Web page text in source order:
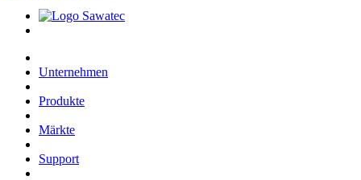
Unternehmen
Produkte
Märkte
Support